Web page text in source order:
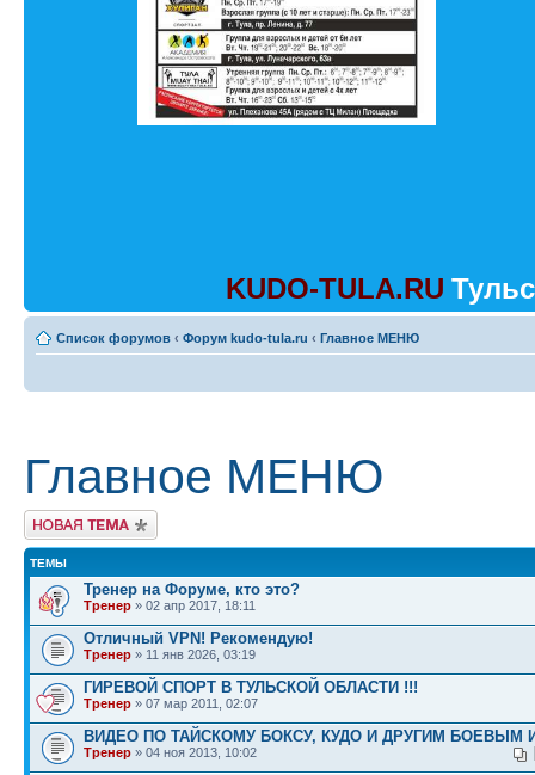
KUDO-TULA.RU
Список форумов ‹ Форум kudo-tula.ru ‹ Главное МЕНЮ
Главное МЕНЮ
Начать новую тему
ТЕМЫ
Тренер на Форуме, кто это?
Тренер » 02 апр 2017, 18:11
Отличный VPN! Рекомендую!
Тренер » 11 янв 2026, 03:19
ГИРЕВОЙ СПОРТ В ТУЛЬСКОЙ ОБЛАСТИ !!!
Тренер » 07 мар 2011, 02:07
ВИДЕО ПО ТАЙСКОМУ БОКСУ, КУДО И ДРУГИМ БОЕВЫМ
Тренер » 04 ноя 2013, 10:02